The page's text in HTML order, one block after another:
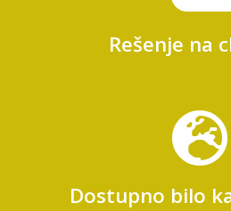
Rešenje na
Dostupno bilo